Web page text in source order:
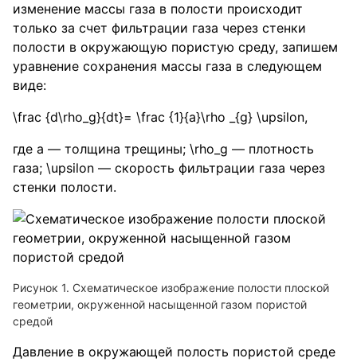
изменение массы газа в полости происходит
только за счет фильтрации газа через стенки
полости в окружающую пористую среду, запишем
уравнение сохранения массы газа в следующем
виде:
\frac {d\rho_g}{dt}= \frac {1}{a}\rho _{g} \upsilon,
где a — толщина трещины; \rho_g — плотность
газа; \upsilon — скорость фильтрации газа через
стенки полости.
Схематическое изображение полости плоской
геометрии, окруженной насыщенной газом пористой
средой
Давление в окружающей полость пористой среде